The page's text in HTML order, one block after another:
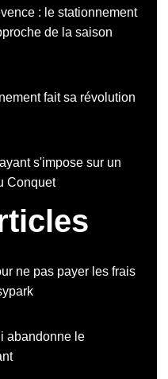
: le stationnement
de la saison
fait sa révolution
s'impose sur un
Conquet
ne pas payer les frais
abandonne le